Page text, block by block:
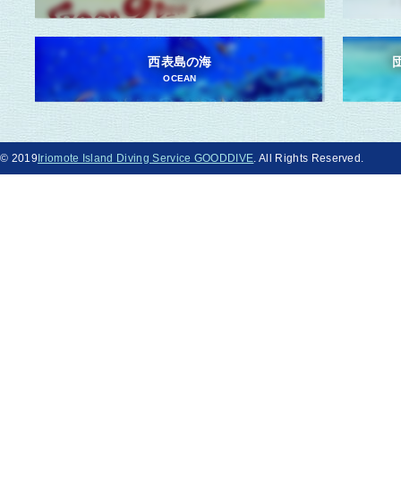
西表島の海
OCEAN
© 2019Iriomote Island Diving Service GOODDIVE . All Rights Reserved.